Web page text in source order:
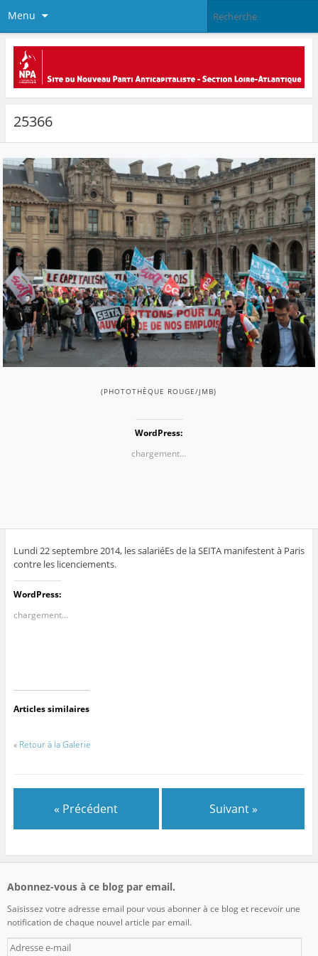
Menu
25366
(PHOTOTHÈQUE ROUGE/JMB)
WordPress:
chargement…
Lundi 22 septembre 2014, les salariéEs de la SEITA manifestent à Paris
contre les licenciements.
WordPress:
chargement…
Articles similaires
« Retour à la Galerie
« Précédent Suivant »
Abonnez-vous à ce blog par email.
Saisissez votre adresse email pour vous abonner à ce blog et recevoir une
notification de chaque nouvel article par email.
Adresse